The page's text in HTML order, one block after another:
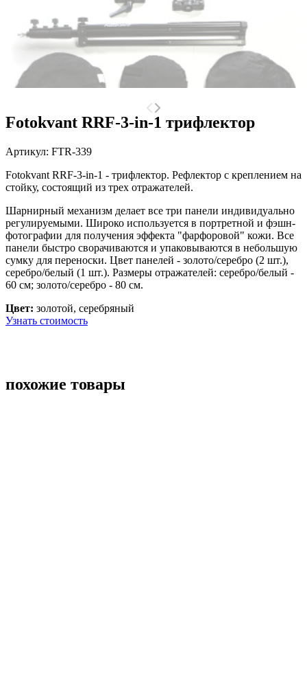
Fotokvant RRF-3-in-1 трифлектор
Артикул: FTR-339
Fotokvant RRF-3-in-1 - трифлектор. Рефлектор с креплением на
стойку, состоящий из трех отражателей.
Шарнирный механизм делает все три панели индивидуально
регулируемыми. Широко используется в портретной и фэшн-
фотографии для получения эффекта "фарфоровой" кожи. Все
панели быстро сворачиваются и упаковываются в небольшую
сумку для переноски. Цвет панелей - золото/серебро (2 шт.),
серебро/белый (1 шт.). Размеры отражателей: серебро/белый -
60 см; золото/серебро - 80 см.
Цвет: золотой, серебряный
Узнать стоимость
похожие товары